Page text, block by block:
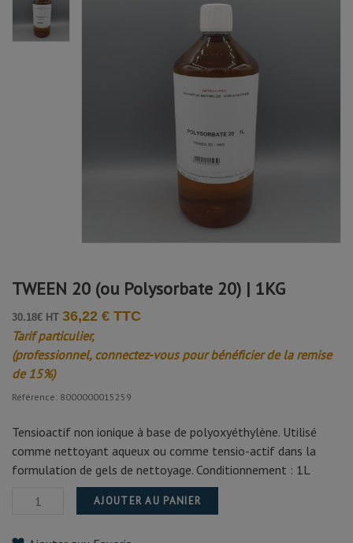
TWEEN 20 (ou Polysorbate 20) | 1KG
30.18€ HT 36,22 € TTC
Tarif particulier,
(professionnel, connectez-vous pour bénéficier de la remise
de 15%)
Référence: 8000000015259
Tensioactif non ionique à base de polyoxyéthylène. Utilisé
comme nettoyant aqueux ou comme tensio-actif dans la
formulation de gels de nettoyage. Conditionnement : 1L
AJOUTER AU PANIER
TWEEN 20-FT